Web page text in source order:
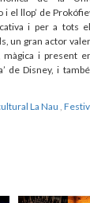
i el llop’ de
i per a tots
un gran actor
màgica i present
de Disney, i
La Nau